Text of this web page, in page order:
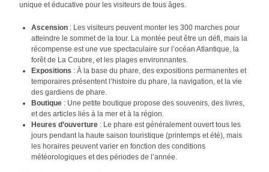
unique et éducative pour les visiteurs de tous âges.
Ascension : Les visiteurs peuvent monter les 300 marches pour
atteindre le sommet de la tour. La montée peut être un défi, mais la
récompense est une vue spectaculaire sur l’océan Atlantique, la
forêt de La Coubre, et les plages environnantes.
Expositions : À la base du phare, des expositions permanentes et
temporaires présentent l’histoire du phare, la navigation, et la vie
des gardiens de phare.
Boutique : Une petite boutique propose des souvenirs, des livres,
et des articles liés à la mer et à la région.
Heures d’ouverture : Le phare est généralement ouvert tous les
jours pendant la haute saison touristique (printemps et été), mais
les horaires peuvent varier en fonction des conditions
météorologiques et des périodes de l’année.